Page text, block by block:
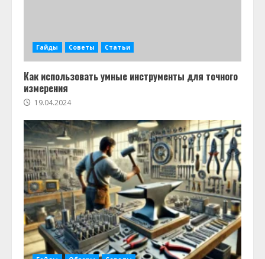
Гайды Советы Статьи
Как использовать умные инструменты для точного
измерения
19.04.2024